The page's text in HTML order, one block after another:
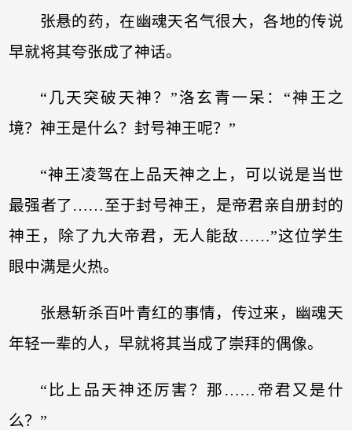
张悬的药，在幽魂天名气很大，各地的传说
早就将其夸张成了神话。
“几天突破天神？”洛玄青一呆：“神王之
境？神王是什么？封号神王呢？”
“神王凌驾在上品天神之上，可以说是当世
最强者了……至于封号神王，是帝君亲自册封的
神王，除了九大帝君，无人能敌……”这位学生
眼中满是火热。
张悬斩杀百叶青红的事情，传过来，幽魂天
年轻一辈的人，早就将其当成了崇拜的偶像。
“比上品天神还厉害？那……帝君又是什
么？”